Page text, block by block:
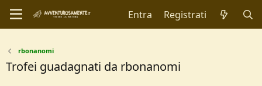
Entra Registrati
rbonanomi
Trofei guadagnati da rbonanomi